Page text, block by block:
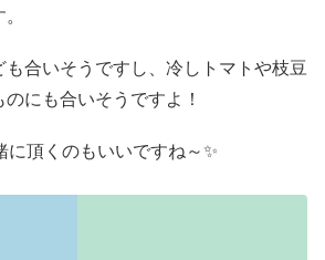
合いそうですし、冷しトマトや枝豆
にも合いそうですよ！
頂くのもいいですね～✨